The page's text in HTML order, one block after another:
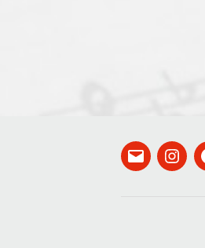
email: